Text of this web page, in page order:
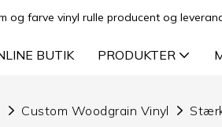
og farve vinyl rulle producent og
BUTIK PRODUKTER
Custom Woodgrain Vinyl